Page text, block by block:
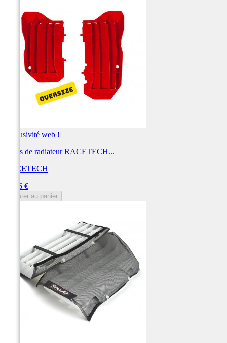
Exclusivité web !
Ouïes de radiateur RACETECH...
RACETECH
38,16 €
Ajouter au panier